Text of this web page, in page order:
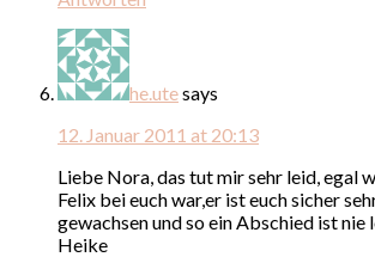
he.utesays
12. Januar 2011 at 20:13
Liebe Nora, das tut mir sehr leid, egal
Felix bei euch war,er ist euch sicher
gewachsen und so ein Abschied ist nie
Heike